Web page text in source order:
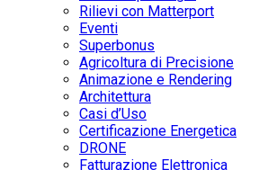
Rilievi con Matterport
Eventi
Superbonus
Agricoltura di Precisione
Animazione e Rendering
Architettura
Casi d’Uso
Certificazione Energetica
DRONE
Fatturazione Elettronica